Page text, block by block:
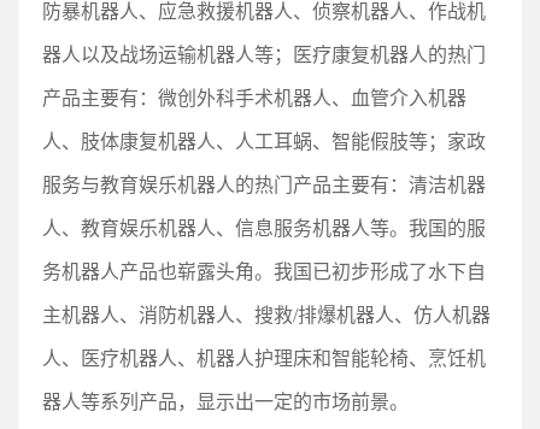
防暴机器人、应急救援机器人、侦察机器人、作战机
器人以及战场运输机器人等；医疗康复机器人的热门
产品主要有：微创外科手术机器人、血管介入机器
人、肢体康复机器人、人工耳蜗、智能假肢等；家政
服务与教育娱乐机器人的热门产品主要有：清洁机器
人、教育娱乐机器人、信息服务机器人等。我国的服
务机器人产品也崭露头角。我国已初步形成了水下自
主机器人、消防机器人、搜救/排爆机器人、仿人机器
人、医疗机器人、机器人护理床和智能轮椅、烹饪机
器人等系列产品，显示出一定的市场前景。